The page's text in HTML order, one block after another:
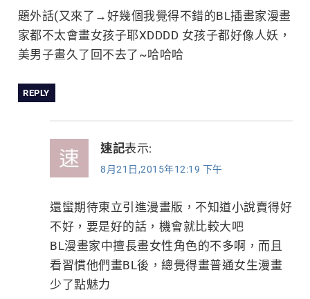
題外話(又來了→好幾個我覺得不錯的BL插畫家漫畫
家都不太會畫女孩子耶XDDDD 女孩子都好像人妖，
美男子畫久了回不去了~哈哈哈
REPLY
速記表示:
8月21日,2015年12:19 下午
還蠻期待東立引進漫畫版，不知道小說賣得好
不好，要是好的話，機會就比較大吧
BL漫畫家中擅長畫女性角色的不多啊，而且
看習慣他們畫BL後，總覺得畫普通女生漫畫
少了點魅力